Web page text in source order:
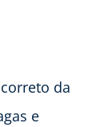
da
e